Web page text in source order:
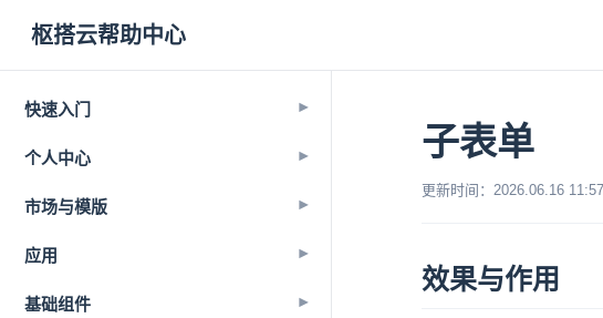
枢搭云帮助中心
快速入门 ▾
个人中心 ▾
市场与模版 ▾
应用 ▾
基础组件 ▾
子表单
更新时间：2026.06.16 11:57
效果与作用